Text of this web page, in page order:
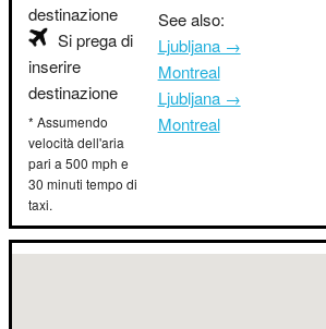
destinazione
Si prega di
inserire
destinazione
* Assumendo
velocità dell'aria
pari a 500 mph e
30 minuti tempo di
taxi.
See also:
Ljubljana →
Montreal
Ljubljana →
Montreal